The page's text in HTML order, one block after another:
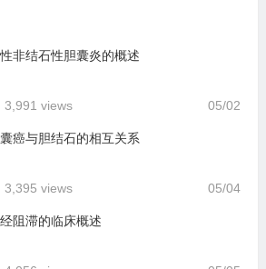
非结石性胆囊炎的概述
05/02
3,991 views
癌与胆结石的相互关系
05/04
3,395 views
阻滞的临床概述